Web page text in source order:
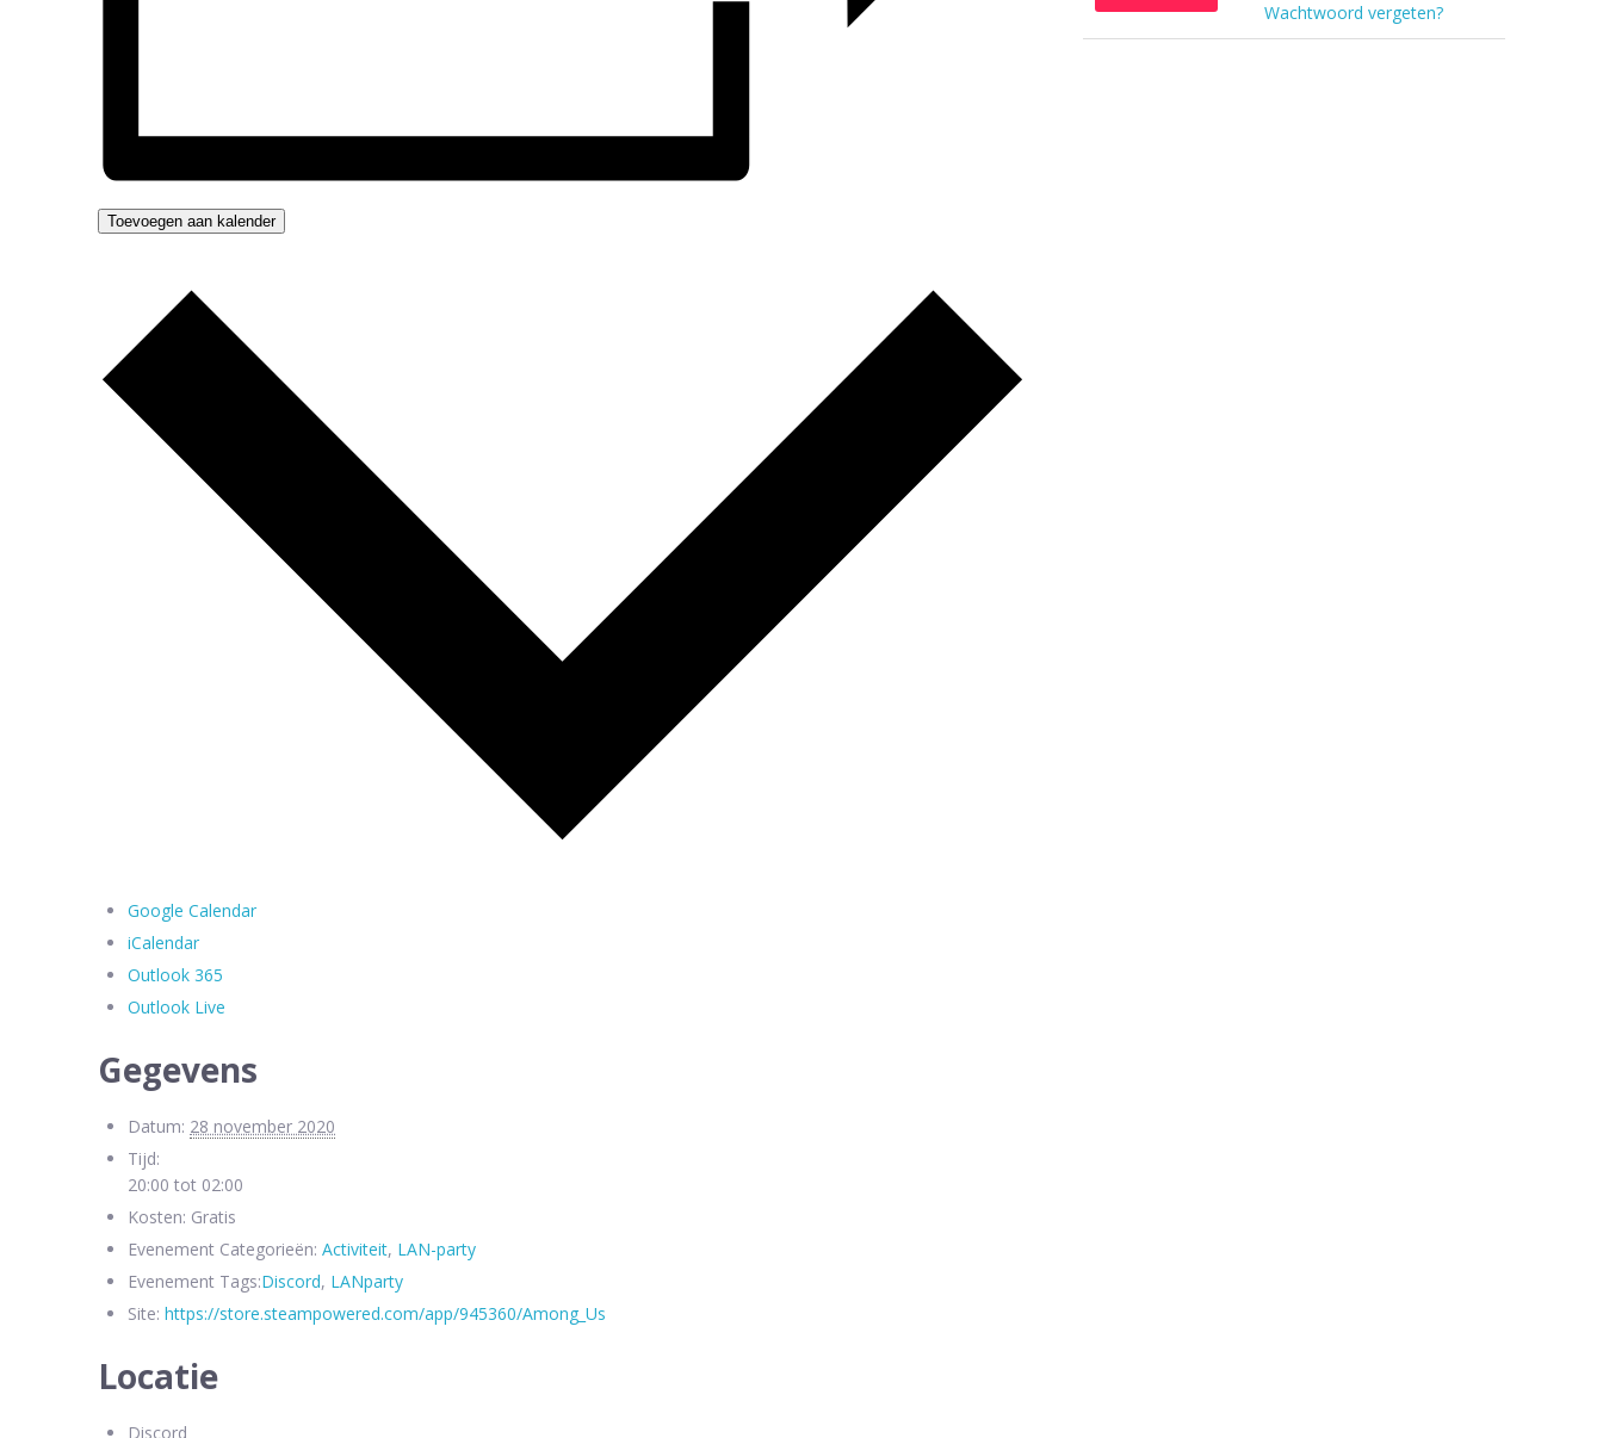
Toevoegen aan kalender
Google Calendar
iCalendar
Outlook 365
Outlook Live
Gegevens
Datum: 28 november 2020
Tijd:
20:00 tot 02:00
Kosten: Gratis
Evenement Categorieën: Activiteit, LAN-party
Evenement Tags:Discord, LANparty
Site: https://store.steampowered.com/app/945360/Among_Us
Locatie
Discord
Wachtwoord vergeten?